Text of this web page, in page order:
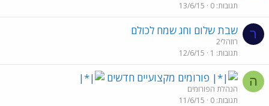
תגובות 0
13/6/15
ר שבת שלום וחג שמח לכולם
רוזהלי2
תגובות 1
12/6/15
ה פורומים מקצועיים חדשים
הנהלת הפורומים
תגובות 0
11/6/15